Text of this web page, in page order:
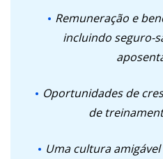
Remuneração e
incluindo seguro-
Oportunidades de
de
Uma cultura